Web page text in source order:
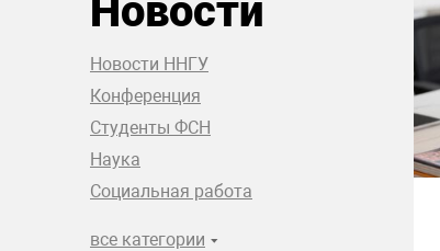
Новости
Новости ННГУ
Конференция
Студенты ФСН
Наука
Социальная работа
все категории